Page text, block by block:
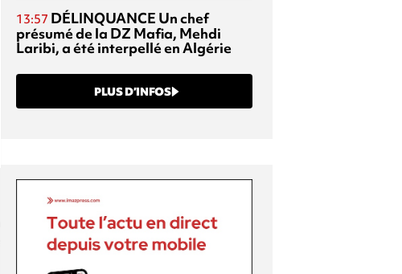
13:57 DÉLINQUANCE Un chef
présumé de la DZ Mafia, Mehdi
Laribi, a été interpellé en Algérie
PLUS D’INFOS